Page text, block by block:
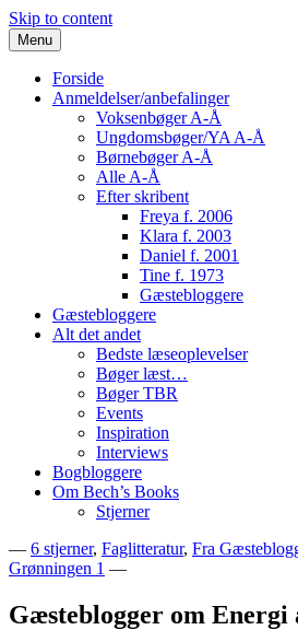
Skip to content
Menu
Forside
Anmeldelser/anbefalinger
Voksenbøger A-Å
Ungdomsbøger/YA A-Å
Børnebøger A-Å
Alle A-Å
Efter skribent
Freya f. 2006
Klara f. 2003
Daniel f. 2001
Tine f. 1973
Gæstebloggere
Gæstebloggere
Alt det andet
Bedste læseoplevelser
Bøger læst…
Bøger TBR
Events
Inspiration
Interviews
Bogbloggere
Om Bech’s Books
Stjerner
Bech's Books
Bogblog – Vi ♥ Bøger
— 6 stjerner, Faglitteratur, Fra
Grønningen 1 —
Gæsteblogger om